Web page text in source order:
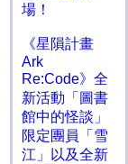
場！
《星隕計畫
Ark
Re:Code》全
新活動「圖書
館中的怪談」
限定團員「雪
江」以及全新